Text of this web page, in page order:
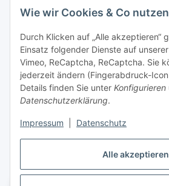
Alle akzeptieren
Wie wir Cookies & Co nutzen
Durch Klicken auf „Alle akzeptieren“
Einsatz folgender Dienste auf
Vimeo, ReCaptcha, ReCaptcha. Sie
jederzeit ändern (Fingerabdruck-
Details finden Sie unter Konfigurieren
Datenschutzerklärung.
Impressum Datenschutz
Marmey Aktionswaren
Markus Meyer
Fritz-Wallis-Str. 13
28832 Achim
Telefon: +4915142420171
E-Mail: verkauf@marmey-
Informationen
Gesetzliche Informationen